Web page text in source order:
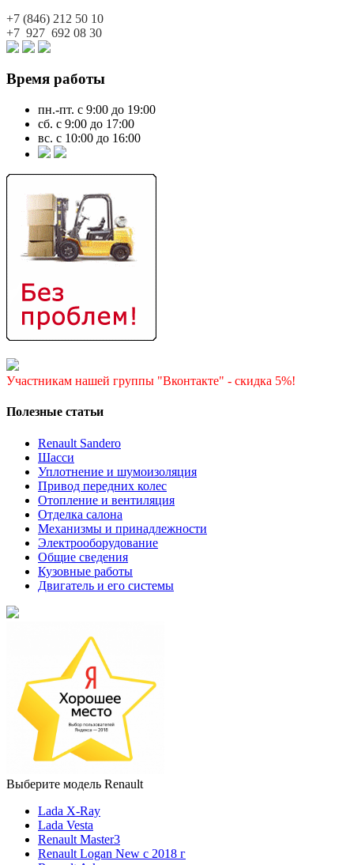
+7 (846) 212 50 10
+7 927 692 08 30
Время работы
пн.-пт. с 9:00 до 19:00
сб. с 9:00 до 17:00
вс. с 10:00 до 16:00
Участникам нашей группы "Вконтакте" - скидка 5%!
Полезные статьи
Renault Sandero
Шасси
Уплотнение и шумоизоляция
Привод передних колес
Отопление и вентиляция
Отделка салона
Механизмы и принадлежности
Электрооборудование
Общие сведения
Кузовные работы
Двигатель и его системы
Выберите модель Renault
Lada X-Ray
Lada Vesta
Renault Master3
Renault Logan New с 2018 г